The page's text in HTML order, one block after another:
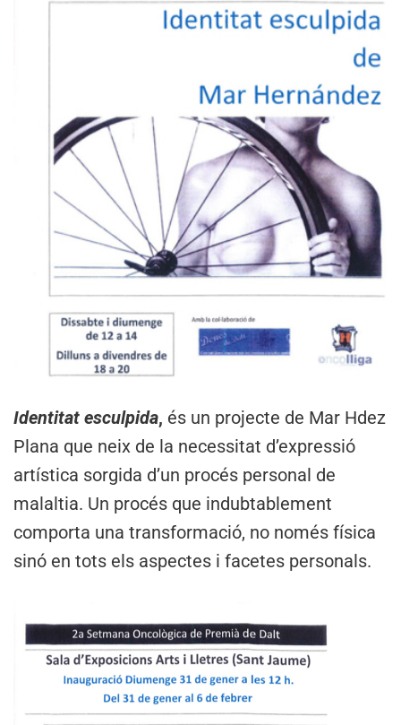
Identitat esculpida, és un projecte de Mar Hdez
Plana que neix de la necessitat d’expressió
artística sorgida d’un procés personal de
malaltia. Un procés que indubtablement
comporta una transformació, no només física
sinó en tots els aspectes i facetes personals.